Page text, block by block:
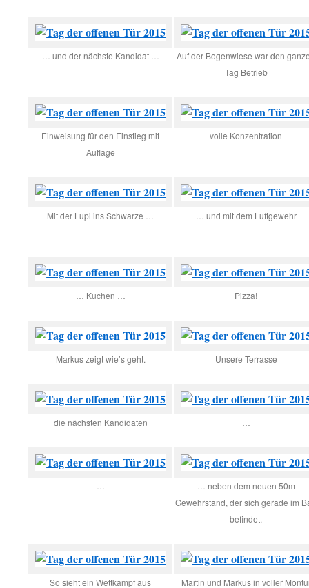
… und der nächste Kandidat …
Auf der Bogenwiese war den
Tag Betrieb
Einweisung für den Einstieg mit
Auflage
volle Konzentration
Mit der Lupi ins Schwarze … … und mit dem Luftgewehr
… Kuchen … Pizza!
Markus zeigt wie’s geht. Unsere Terrasse
die nächsten Kandidaten
… neben dem neuen 50m
Gewehrstand, der sich gerade im
befindet.
So sieht ein Wettkampf aus Martin und Markus in voller